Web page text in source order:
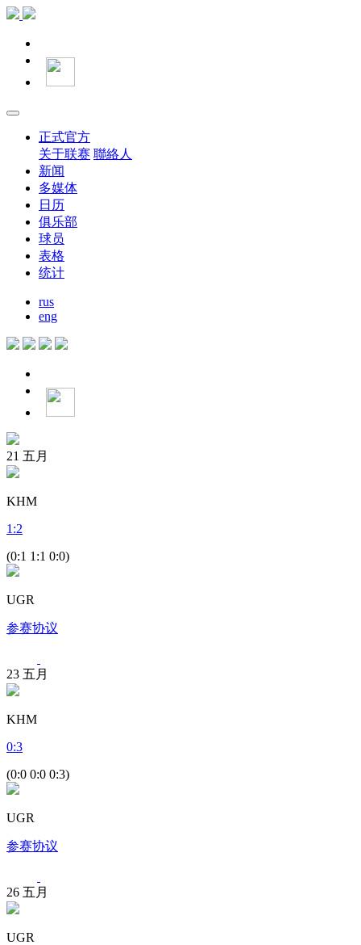
正式官方
关于联赛 聯絡人
新闻
多媒体
日历
俱乐部
球员
表格
统计
rus
eng
21 五月
KHM
1 :2
(0:1 1:1 0:0)
UGR
参赛协议
23 五月
KHM
0:3
(0:0 0:0 0:3)
UGR
参赛协议
26 五月
UGR